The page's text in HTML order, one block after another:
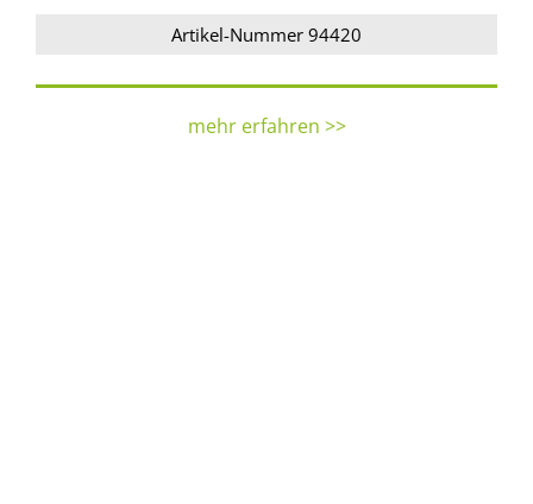
Artikel-Nummer 94420
mehr erfahren >>